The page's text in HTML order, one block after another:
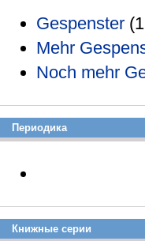
Gespenster
Mehr
Noch mehr
Периодика
Книжные серии